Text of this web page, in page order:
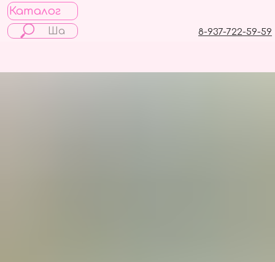
Каталог
8-937-722-59-59